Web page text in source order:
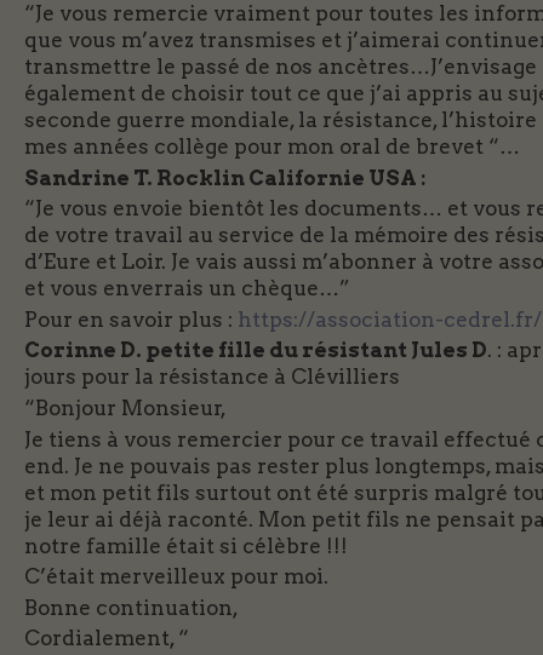
“Je vous remercie vraiment pour toutes les
que vous m’avez transmises et j’aimerai
transmettre le passé de nos ancètres…J’envisage
également de choisir tout ce que j’ai appris au
seconde guerre mondiale, la résistance,
mes années collège pour mon oral de brevet “…
Sandrine T. Rocklin Californie USA :
“Je vous envoie bientôt les documents… et vous
de votre travail au service de la mémoire des
d’Eure et Loir. Je vais aussi m’abonner à votre
et vous enverrais un chèque…”
Pour en savoir plus : https://association-cedrel.fr/
Corinne D. petite fille du résistant Jules D. :
jours pour la résistance à Clévilliers
“Bonjour Monsieur,
Je tiens à vous remercier pour ce travail effectué
end. Je ne pouvais pas rester plus longtemps,
et mon petit fils surtout ont été surpris malgré
je leur ai déjà raconté. Mon petit fils ne pensait
notre famille était si célèbre !!!
C’était merveilleux pour moi.
Bonne continuation,
Cordialement, “